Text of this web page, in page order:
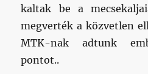
kaltak be a
megverték a közvetlen
MTK-nak adtunk
pontot..